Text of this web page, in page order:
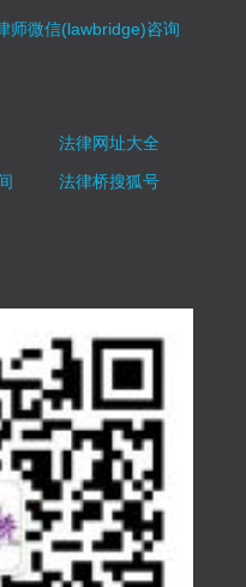
师微信(lawbridge)咨询
法律网址大全
法律桥搜狐号